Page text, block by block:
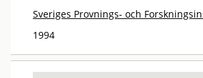
Sveriges Provnings- och
1994